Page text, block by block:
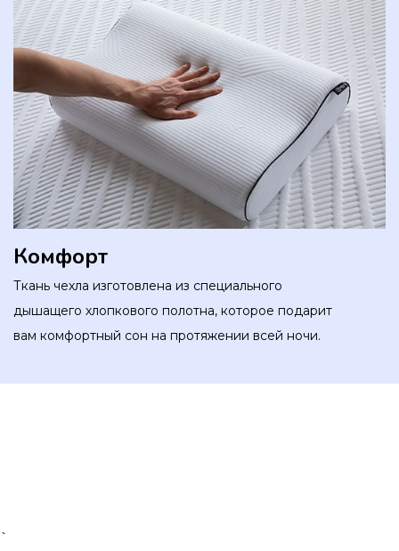
Комфорт
Ткань чехла изготовлена из специального
дышащего хлопкового полотна, которое подарит
вам комфортный сон на протяжении всей ночи.
`